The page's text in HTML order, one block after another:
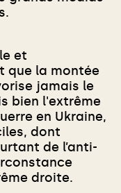
et
que la montée
jamais le
bien l'extrême
en Ukraine,
dont
de l’anti-
droite.